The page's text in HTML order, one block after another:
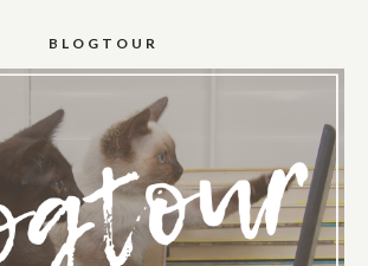
BLOGTOUR